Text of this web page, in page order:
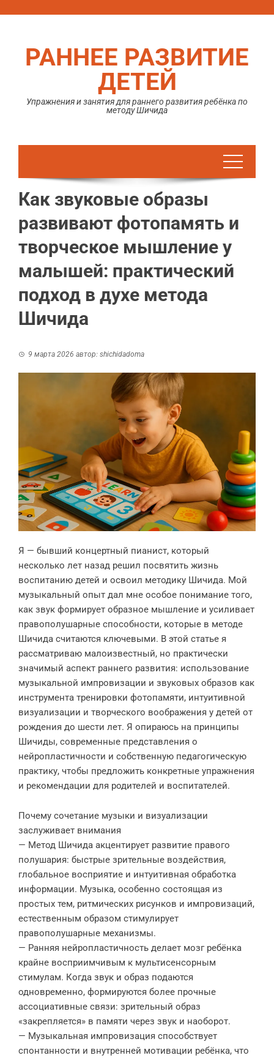
РАННЕЕ РАЗВИТИЕ
ДЕТЕЙ
Упражнения и занятия для раннего развития ребёнка по
методу Шичида
Как звуковые образы
развивают фотопамять и
творческое мышление у
малышей: практический
подход в духе метода
Шичида
9 марта 2026 автор: shichidadoma
Я — бывший концертный пианист, который
несколько лет назад решил посвятить жизнь
воспитанию детей и освоил методику Шичида. Мой
музыкальный опыт дал мне особое понимание того,
как звук формирует образное мышление и усиливает
правополушарные способности, которые в методе
Шичида считаются ключевыми. В этой статье я
рассматриваю малоизвестный, но практически
значимый аспект раннего развития: использование
музыкальной импровизации и звуковых образов как
инструмента тренировки фотопамяти, интуитивной
визуализации и творческого воображения у детей от
рождения до шести лет. Я опираюсь на принципы
Шичиды, современные представления о
нейропластичности и собственную педагогическую
практику, чтобы предложить конкретные упражнения
и рекомендации для родителей и воспитателей.
Почему сочетание музыки и визуализации
заслуживает внимания
— Метод Шичида акцентирует развитие правого
полушария: быстрые зрительные воздействия,
глобальное восприятие и интуитивная обработка
информации. Музыка, особенно состоящая из
простых тем, ритмических рисунков и импровизаций,
естественным образом стимулирует
правополушарные механизмы.
— Ранняя нейропластичность делает мозг ребёнка
крайне восприимчивым к мультисенсорным
стимулам. Когда звук и образ подаются
одновременно, формируются более прочные
ассоциативные связи: зрительный образ
«закрепляется» в памяти через звук и наоборот.
— Музыкальная импровизация способствует
спонтанности и внутренней мотивации ребёнка, что